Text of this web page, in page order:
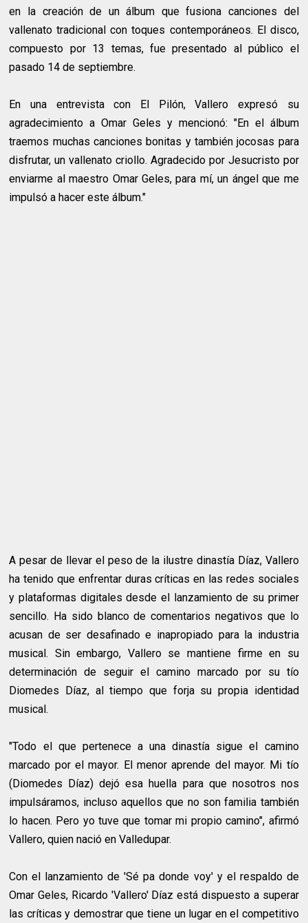
en la creación de un álbum que fusiona canciones del
vallenato tradicional con toques contemporáneos. El disco,
compuesto por 13 temas, fue presentado al público el
pasado 14 de septiembre.
En una entrevista con El Pilón, Vallero expresó su
agradecimiento a Omar Geles y mencionó: "En el álbum
traemos muchas canciones bonitas y también jocosas para
disfrutar, un vallenato criollo. Agradecido por Jesucristo por
enviarme al maestro Omar Geles, para mí, un ángel que me
impulsó a hacer este álbum."
A pesar de llevar el peso de la ilustre dinastía Díaz, Vallero
ha tenido que enfrentar duras críticas en las redes sociales
y plataformas digitales desde el lanzamiento de su primer
sencillo. Ha sido blanco de comentarios negativos que lo
acusan de ser desafinado e inapropiado para la industria
musical. Sin embargo, Vallero se mantiene firme en su
determinación de seguir el camino marcado por su tío
Diomedes Díaz, al tiempo que forja su propia identidad
musical.
"Todo el que pertenece a una dinastía sigue el camino
marcado por el mayor. El menor aprende del mayor. Mi tío
(Diomedes Díaz) dejó esa huella para que nosotros nos
impulsáramos, incluso aquellos que no son familia también
lo hacen. Pero yo tuve que tomar mi propio camino", afirmó
Vallero, quien nació en Valledupar.
Con el lanzamiento de 'Sé pa donde voy' y el respaldo de
Omar Geles, Ricardo 'Vallero' Díaz está dispuesto a superar
las críticas y demostrar que tiene un lugar en el competitivo